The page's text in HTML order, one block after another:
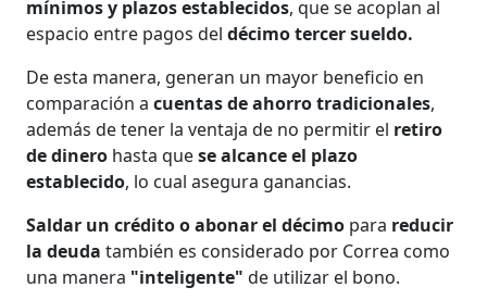
mínimos y plazos establecidos, que se acoplan al
espacio entre pagos deldécimo tercer sueldo.
De esta manera, generan un mayor beneficio en
comparación acuentas de ahorro tradicionales,
además de tener la ventaja de no permitir el retiro
de dinero hasta quese alcance el plazo
establecido, lo cual asegura ganancias.
Saldar un crédito o abonar el décimo para reducir
la deuda también es considerado por Correa como
una manera "inteligente"de utilizar el bono.